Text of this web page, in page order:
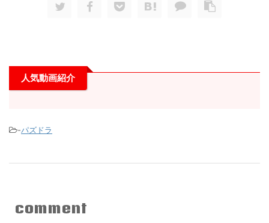
人気動画紹介
-パズドラ
comment